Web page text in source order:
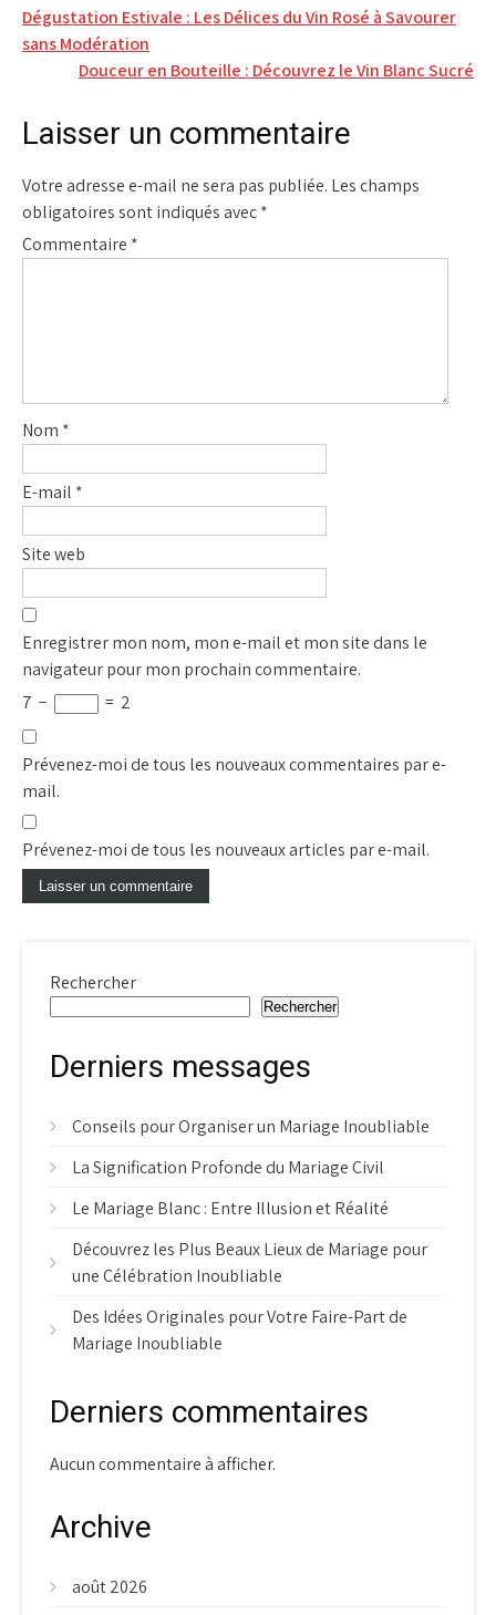
Navigation
de
l’article
Dégustation Estivale : Les Délices du Vin Rosé à Savourer
sans Modération
Douceur en Bouteille : Découvrez le Vin Blanc Sucré
Laisser un commentaire
Votre adresse e-mail ne sera pas publiée. Les champs
obligatoires sont indiqués avec*
Commentaire *
Nom *
E-mail *
Site web
Enregistrer mon nom, mon e-mail et mon site dans le
navigateur pour mon prochain commentaire.
7 − = 2
Prévenez-moi de tous les nouveaux commentaires par e-
mail.
Prévenez-moi de tous les nouveaux articles par e-mail.
Rechercher
Rechercher
Derniers messages
Conseils pour Organiser un Mariage Inoubliable
La Signification Profonde du Mariage Civil
Le Mariage Blanc : Entre Illusion et Réalité
Découvrez les Plus Beaux Lieux de Mariage pour
une Célébration Inoubliable
Des Idées Originales pour Votre Faire-Part de
Mariage Inoubliable
Derniers commentaires
Aucun commentaire à afficher.
Archive
août 2026